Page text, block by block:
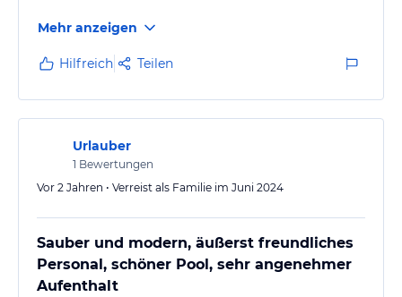
Mehr anzeigen
Hilfreich Teilen
Urlauber
1 Bewertungen
Vor 2 Jahren • Verreist als Familie im Juni 2024
Sauber und modern, äußerst freundliches
Personal, schöner Pool, sehr angenehmer
Aufenthalt